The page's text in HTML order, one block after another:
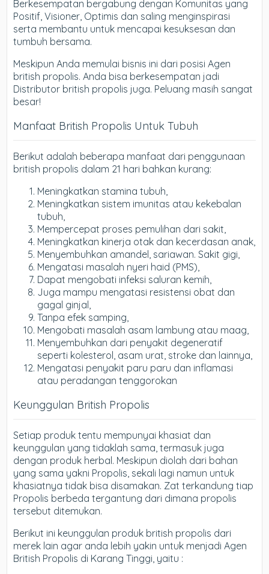
Berkesempatan bergabung dengan Komunitas yang
Positif, Visioner, Optimis dan saling menginspirasi
serta membantu untuk mencapai kesuksesan dan
tumbuh bersama.
Meskipun Anda memulai bisnis ini dari posisi Agen
british propolis. Anda bisa berkesempatan jadi
Distributor british propolis juga. Peluang masih sangat
besar!
Manfaat British Propolis Untuk Tubuh
Berikut adalah beberapa manfaat dari penggunaan
british propolis dalam 21 hari bahkan kurang:
Meningkatkan stamina tubuh,
Meningkatkan sistem imunitas atau kekebalan
tubuh,
Mempercepat proses pemulihan dari sakit,
Meningkatkan kinerja otak dan kecerdasan anak,
Menyembuhkan amandel, sariawan. Sakit gigi,
Mengatasi masalah nyeri haid (PMS),
Dapat mengobati infeksi saluran kemih,
Juga mampu mengatasi resistensi obat dan
gagal ginjal,
Tanpa efek samping,
Mengobati masalah asam lambung atau maag,
Menyembuhkan dari penyakit degeneratif
seperti kolesterol, asam urat, stroke dan lainnya,
Mengatasi penyakit paru paru dan inflamasi
atau peradangan tenggorokan
Keunggulan British Propolis
Setiap produk tentu mempunyai khasiat dan
keunggulan yang tidaklah sama, termasuk juga
dengan produk herbal. Meskipun diolah dari bahan
yang sama yakni Propolis, sekali lagi namun untuk
khasiatnya tidak bisa disamakan. Zat terkandung tiap
Propolis berbeda tergantung dari dimana propolis
tersebut ditemukan.
Berikut ini keunggulan produk british propolis dari
merek lain agar anda lebih yakin untuk menjadi Agen
British Propolis di Karang Tinggi, yaitu :